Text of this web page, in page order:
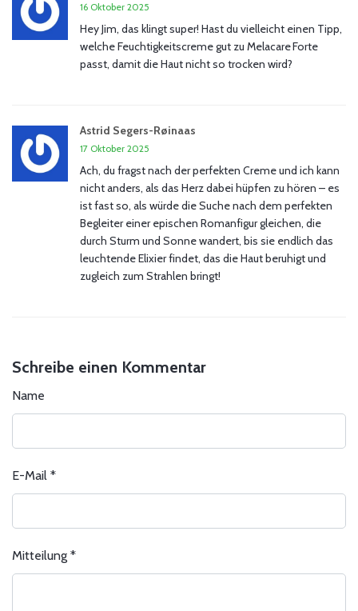
16 Oktober 2025
Hey Jim, das klingt super! Hast du vielleicht einen Tipp,
welche Feuchtigkeitscreme gut zu Melacare Forte
passt, damit die Haut nicht so trocken wird?
Astrid Segers-Røinaas
17 Oktober 2025
Ach, du fragst nach der perfekten Creme und ich kann
nicht anders, als das Herz dabei hüpfen zu hören – es
ist fast so, als würde die Suche nach dem perfekten
Begleiter einer epischen Romanfigur gleichen, die
durch Sturm und Sonne wandert, bis sie endlich das
leuchtende Elixier findet, das die Haut beruhigt und
zugleich zum Strahlen bringt!
Schreibe einen Kommentar
Name
E-Mail *
Mitteilung *